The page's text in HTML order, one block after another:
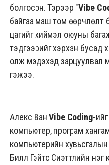
болгосон. Тэрээр "Vibe
байгаа маш том өөрчлөлт
цагийг хиймэл оюуны
тэдгээрийг хэрхэн бусад
олж мэдэхэд зарцуулвал
гэжээ.
Алекс ВанVibe Coding-ийг
компьютер, програм
компьютерийн
Билл Гэйтс Сиэттлийн нэг